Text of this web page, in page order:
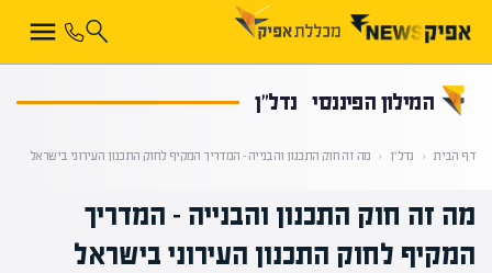
המילון הפיננסי נדל"ן
דף הבית ‹ נדל"ן ‹ מה זה חוק התכנון והבנייה – המדריך המקיף לחוק התכנון העירוני בישראל
מה זה חוק התכנון והבנייה – המדריך
המקיף לחוק התכנון העירוני בישראל